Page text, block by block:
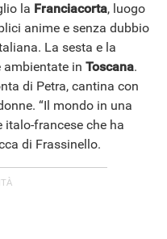
la Franciacorta, luogo
anime e senza dubbio
La sesta e la
in Toscana.
di Petra, cantina con
“Il mondo in una
italo-francese che ha
di Frassinello.